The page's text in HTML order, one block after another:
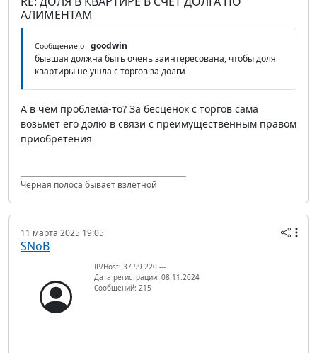
АЛИМЕНТАМ
Сообщение от goodwin
бывшая должна быть очень заинтересована, чтобы доля
квартиры не ушла с торгов за долги
А в чем проблема-то? За бесценок с торгов сама
возьмет его долю в связи с преимущественным правом
приобретения
Черная полоса бывает взлетной
11 марта 2025 19:05
SNoB
IP/Host: 37.99.220.---
Дата регистрации: 08.11.2024
Сообщений: 215